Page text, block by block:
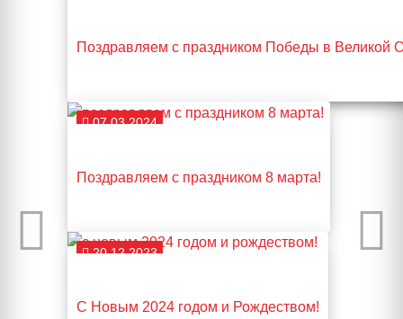
Поздравляем с праздником Победы в Великой
07.03.2024
Поздравляем с праздником 8 марта!
20.12.2023
С Новым 2024 годом и Рождеством!